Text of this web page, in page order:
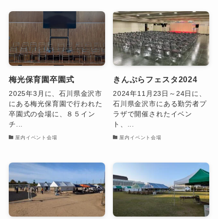
梅光保育園卒園式
2025年3月に、石川県金沢市
にある梅光保育園で行われた
卒園式の会場に、８５イン
チ...
屋内イベント会場
きんぷらフェスタ2024
2024年11月23日～24日に、
石川県金沢市にある勤労者プ
ラザで開催されたイベン
ト、...
屋内イベント会場